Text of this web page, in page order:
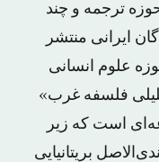
ترجمه و چند
ایرانی منتشر
علوم انسانی
ﻓﻠﺴﻔﻪ ﻏﺮﺏ»
‌است که زیر
بریتانیایی